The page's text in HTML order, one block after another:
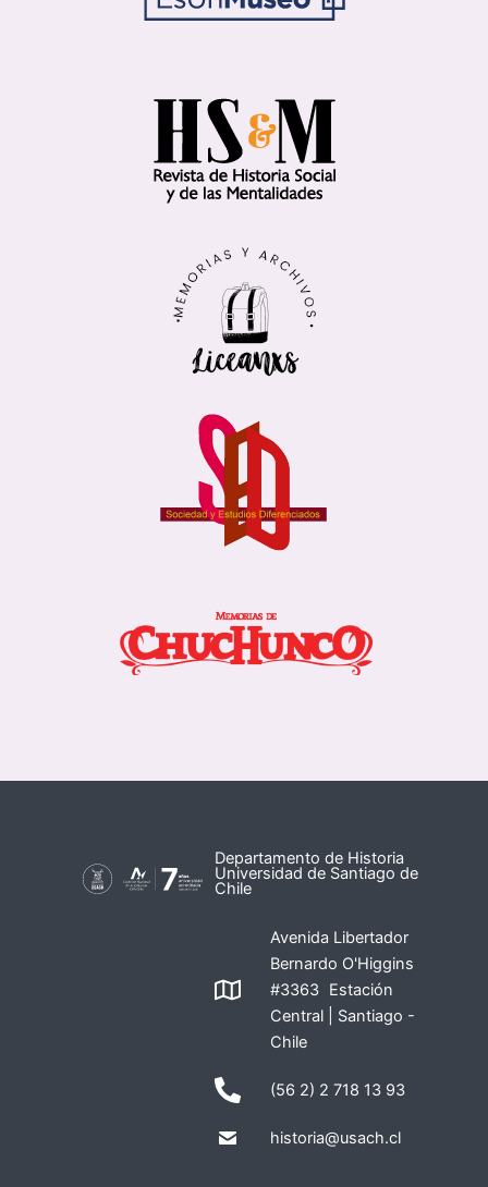
Departamento de Historia
Universidad de Santiago de
Chile
Avenida Libertador
Bernardo O'Higgins
#3363 Estación
Central | Santiago -
Chile
(56 2) 2 718 13 93
historia@usach.cl